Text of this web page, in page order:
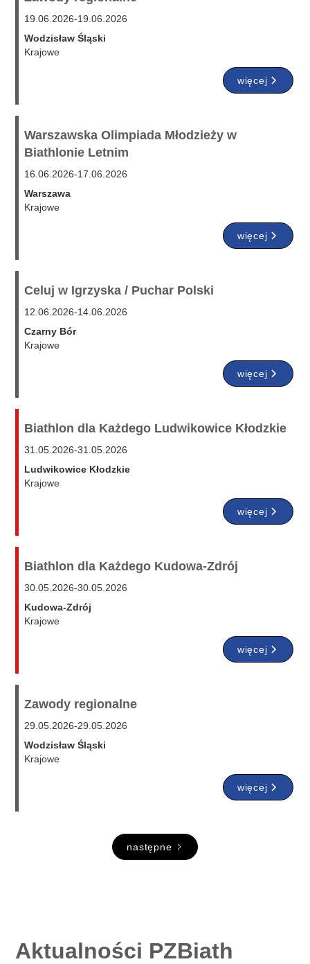
19.06.2026-19.06.2026
Wodzisław Śląski
Krajowe
więcej
Warszawska Olimpiada Młodzieży w
Biathlonie Letnim
16.06.2026-17.06.2026
Warszawa
Krajowe
więcej
Celuj w Igrzyska / Puchar Polski
12.06.2026-14.06.2026
Czarny Bór
Krajowe
więcej
Biathlon dla Każdego Ludwikowice Kłodzkie
31.05.2026-31.05.2026
Ludwikowice Kłodzkie
Krajowe
więcej
Biathlon dla Każdego Kudowa-Zdrój
30.05.2026-30.05.2026
Kudowa-Zdrój
Krajowe
więcej
Zawody regionalne
29.05.2026-29.05.2026
Wodzisław Śląski
Krajowe
więcej
następne
Aktualności PZBiath